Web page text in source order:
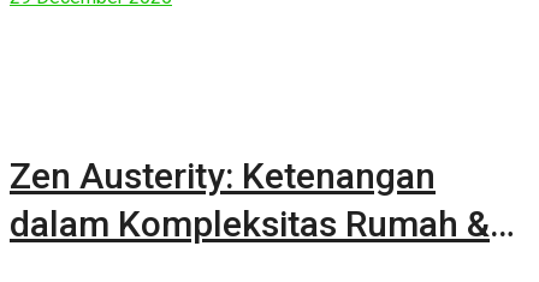
Zen Austerity: Ketenangan
dalam Kompleksitas Rumah &